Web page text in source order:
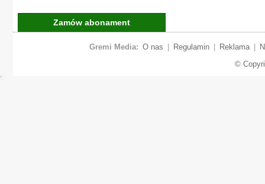
Zamów abonament
Gremi Media: O nas Regulamin Reklama
©